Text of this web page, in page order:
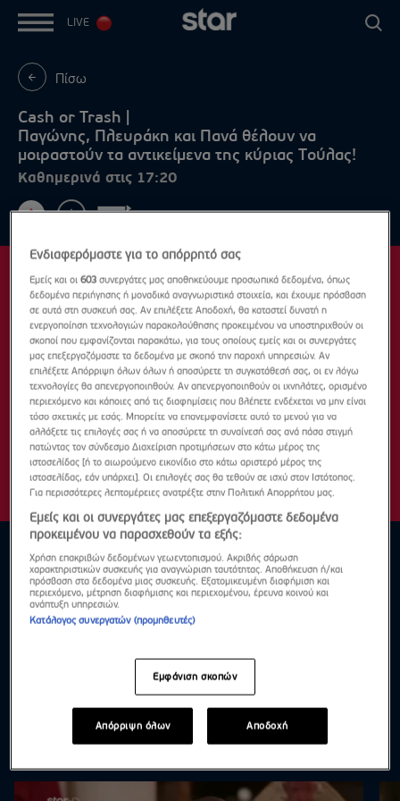
LIVE
Πίσω
Cash or Trash |
Παγώνης, Πλευράκη και Πανά θέλουν να
μοιραστούν τα αντικείμενα της κύριας Τούλας!
Καθημερινά στις 17:20
Ενδιαφερόμαστε για το απόρρητό σας
Εμείς και οι603 συνεργάτες μας αποθηκεύουμε προσωπικά δεδομένα, όπως
δεδομένα περιήγησης ή μοναδικά αναγνωριστικά στοιχεία, και έχουμε πρόσβαση
σε αυτά στη συσκευή σας. Αν επιλέξετε Αποδοχή, θα καταστεί δυνατή η
ενεργοποίηση τεχνολογιών παρακολούθησης προκειμένου να υποστηριχθούν οι
σκοποί που εμφανίζονται παρακάτω, για τους οποίους εμείς και οι συνεργάτες
μας επεξεργαζόμαστε τα δεδομένα με σκοπό την παροχή υπηρεσιών. Αν
επιλέξετε Απόρριψη όλων όλων ή αποσύρετε τη συγκατάθεσή σας, οι εν λόγω
τεχνολογίες θα απενεργοποιηθούν. Αν απενεργοποιηθούν οι ιχνηλάτες, ορισμένο
περιεχόμενο και κάποιες από τις διαφημίσεις που βλέπετε ενδέχεται να μην είναι
τόσο σχετικές με εσάς. Μπορείτε να επανεμφανίσετε αυτό το μενού για να
αλλάξετε τις επιλογές σας ή να αποσύρετε τη συναίνεσή σας ανά πάσα στιγμή
πατώντας τον σύνδεσμο Διαχείριση προτιμήσεων στο κάτω μέρος της
ιστοσελίδας [ή το αιωρούμενο εικονίδιο στο κάτω αριστερό μέρος της
ιστοσελίδας, εάν υπάρχει]. Οι επιλογές σας θα τεθούν σε ισχύ στον Ιστότοπος.
Για περισσότερες λεπτομέρειες ανατρέξτε στην Πολιτική Απορρήτου μας.
Εμείς και οι συνεργάτες μας επεξεργαζόμαστε δεδομένα
προκειμένου να παρασχεθούν τα εξής:
Χρήση επακριβών δεδομένων γεωεντοπισμού. Ακριβής σάρωση
χαρακτηριστικών συσκευής για αναγνώριση ταυτότητας. Αποθήκευση ή/και
πρόσβαση στα δεδομένα μιας συσκευής. Εξατομικευμένη διαφήμιση και
περιεχόμενο, μέτρηση διαφήμισης και περιεχομένου, έρευνα κοινού και
ανάπτυξη υπηρεσιών.
Κατάλογος συνεργατών (προμηθευτές)
Εμφάνιση σκοπών
Απόρριψη όλων Αποδοχή